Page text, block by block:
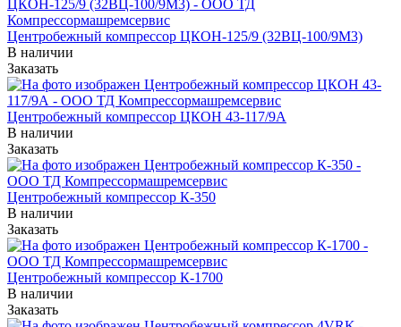
Центробежный компрессор ЦКОН-125/9 (32ВЦ-100/9М3)
В наличии
Заказать
Центробежный компрессор ЦКОН 43-117/9А
В наличии
Заказать
Центробежный компрессор К-350
В наличии
Заказать
Центробежный компрессор К-1700
В наличии
Заказать